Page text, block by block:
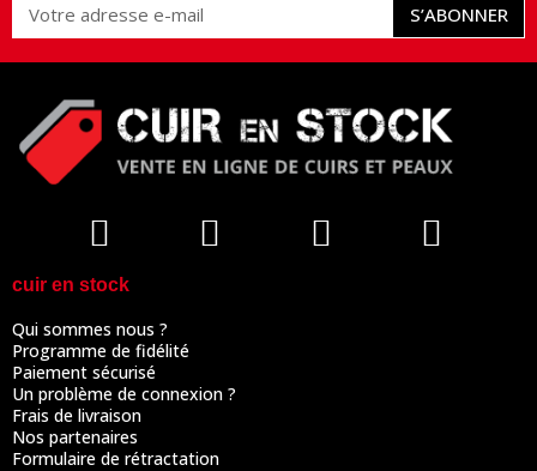
S’ABONNER
cuir en stock
Qui sommes nous ?
Programme de fidélité
Paiement sécurisé
Un problème de connexion ?
Frais de livraison
Nos partenaires
Formulaire de rétractation